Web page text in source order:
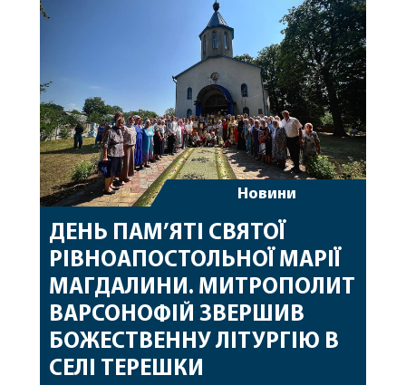
особливі молитви за мир в Україні, за воїнів, які
Новини
ДЕНЬ ПАМ’ЯТІ СВЯТОЇ
РІВНОАПОСТОЛЬНОЇ МАРІЇ
МАГДАЛИНИ. МИТРОПОЛИТ
ВАРСОНОФІЙ ЗВЕРШИВ
БОЖЕСТВЕННУ ЛІТУРГІЮ В
СЕЛІ ТЕРЕШКИ